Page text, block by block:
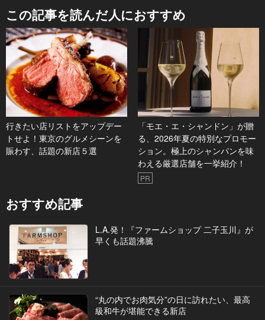
この記事を読んだ人におすすめ
行きたい店リストをアップデー
トせよ！東京のグルメシーンを
賑わす、話題の新店５選
「モエ・エ・シャンドン」が贈
る、2026年夏の特別なプロモー
ション。極上のシャンパンを味
わえる厳選店舗を一挙紹介！
PR
おすすめ記事
L.A.発！『ファームショップ 二子玉川』が
早くも話題沸騰
“丸の内でお肉気分”の日に訪れたい、最高
級和牛が堪能できる新店